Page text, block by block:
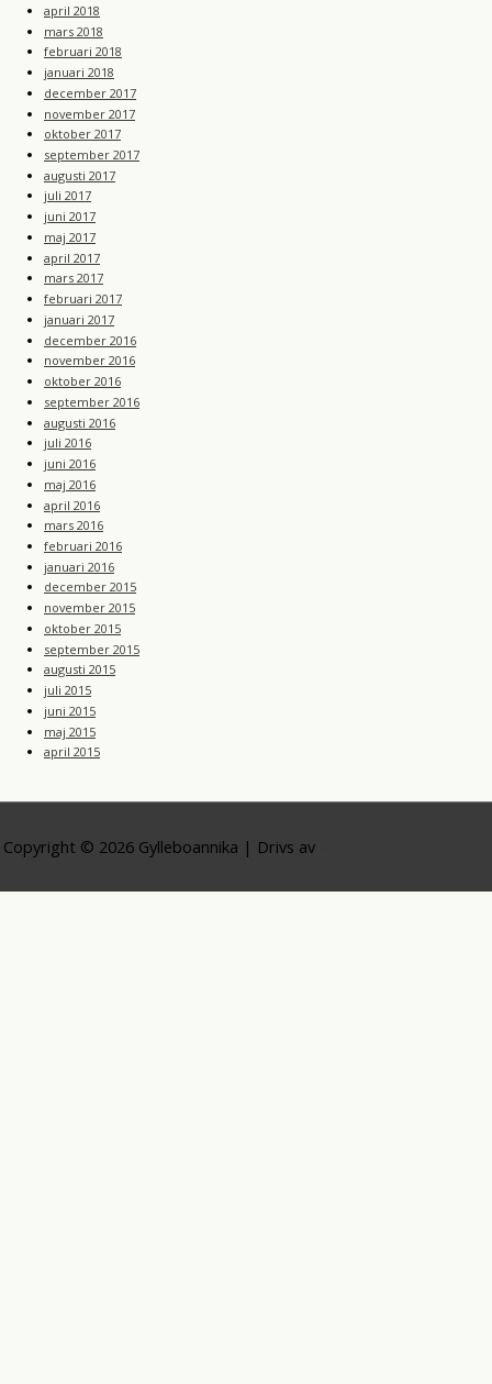
april 2018
mars 2018
februari 2018
januari 2018
december 2017
november 2017
oktober 2017
september 2017
augusti 2017
juli 2017
juni 2017
maj 2017
april 2017
mars 2017
februari 2017
januari 2017
december 2016
november 2016
oktober 2016
september 2016
augusti 2016
juli 2016
juni 2016
maj 2016
april 2016
mars 2016
februari 2016
januari 2016
december 2015
november 2015
oktober 2015
september 2015
augusti 2015
juli 2015
juni 2015
maj 2015
april 2015
Copyright © 2026 Gylleboannika | Drivs av